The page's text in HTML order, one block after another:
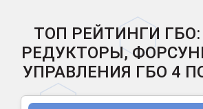
ТОП РЕЙТИНГИ
РЕДУКТОРЫ,
УПРАВЛЕНИЯ ГБО 4